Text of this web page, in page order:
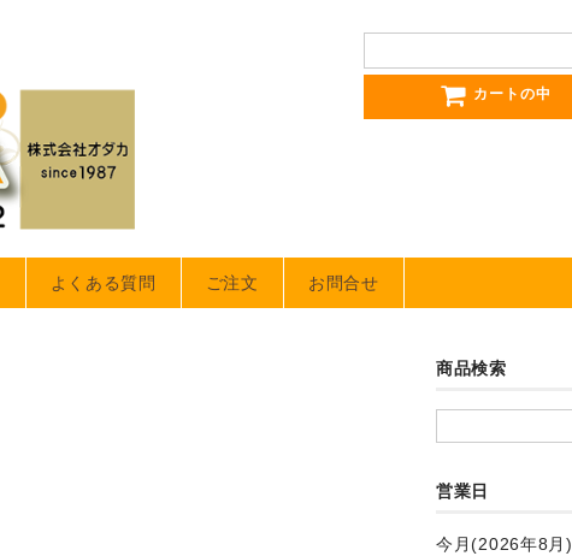
カートの中
よくある質問 ご注文 お問合せ
商品検索
営業日
今月(2026年8月)